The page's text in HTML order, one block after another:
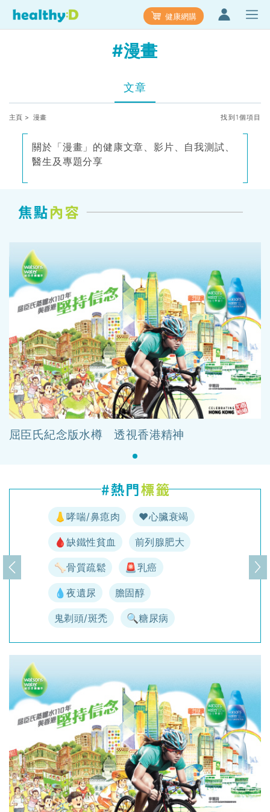
健康網購
#漫畫
文章
主頁 > 漫畫 找到1個項目
關於「漫畫」的健康文章、影片、自我測試、
醫生及專題分享
屈臣氏紀念版水樽 透視香港精神
👃哮喘/鼻瘜肉 ♥️心臟衰竭
🩸缺鐵性貧血 前列腺肥大
🦴骨質疏鬆 🚨乳癌
💧夜遺尿 膽固醇
鬼剃頭/斑禿 🔍糖尿病
上一頁 下